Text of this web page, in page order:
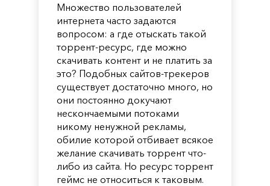
Множество пользователей
интернета часто задаются
вопросом: а где отыскать такой
торрент-ресурс, где можно
скачивать контент и не платить за
это? Подобных сайтов-трекеров
существует достаточно много, но
они постоянно докучают
нескончаемыми потоками
никому ненужной рекламы,
обилие которой отбивает всякое
желание скачивать торрент что-
либо из сайта. Но ресурс торрент
геймс не относиться к таковым.